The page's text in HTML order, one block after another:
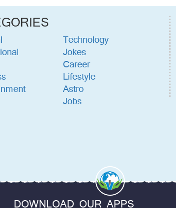
Technology
Jokes
Career
Lifestyle
Astro
Jobs
DOWNLOAD OUR APPS